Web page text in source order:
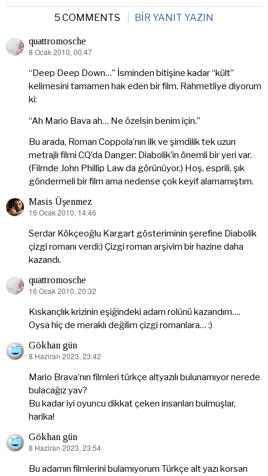
5 COMMENTS BIR YANIT YAZIN
quattromosche
dedi
8 Ocak 2010, 00:47
“Deep Deep Down…” İsminden bitişine kadar “kült”
kelimesini tamamen hak eden bir film. Rahmetliye diyorum
ki:
“Ah Mario Bava ah… Ne özelsin benim için.”
Bu arada, Roman Coppola’nın ilk ve şimdilik tek uzun
metrajlı filmi CQ’da Danger: Diabolik’in önemli bir yeri var.
(Filmde John Phillip Law da görünüyor.) Hoş, esprili, şık
göndermeli bir film ama nedense çok keyif alamamıştım.
Masis Üşenmez
dedi
16 Ocak 2010, 14:46
Serdar Kökçeoğlu Kargart gösteriminin şerefine Diabolik
çizgi romanı verdi:) Çizgi roman arşivim bir hazine daha
kazandı.
quattromosche
dedi
16 Ocak 2010, 20:32
Kıskançlık krizinin eşiğindeki adam rolünü kazandım….
Oysa hiç de meraklı değilim çizgi romanlara… :)
Gökhan gün
dedi
8 Haziran 2023, 23:42
Mario Brava’nın filmleri türkçe altyazılı bulunamıyor nerede
bulacağız yav?
Bu kadar iyi oyuncu dikkat çeken insanları bulmuşlar,
harika!
Gökhan gün
dedi
8 Haziran 2023, 23:54
Bu adamın filmlerini bulamıyorum Türkçe alt yazı korsan